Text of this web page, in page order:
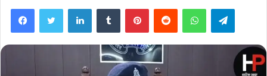
FacebookTwitter LinkedInTumblr PinterestReddit WhatsApp